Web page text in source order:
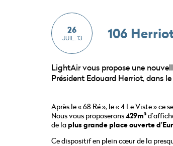
106
26
JUIL. 13
LightAir vous propose une
Président Edouard Herriot, dans
Après le « 68 Ré », le « 4 Le Viste » ce
Nous vous proposerons429m²
de la plus grande place ouverte
Ce dispositif en plein cœur de la